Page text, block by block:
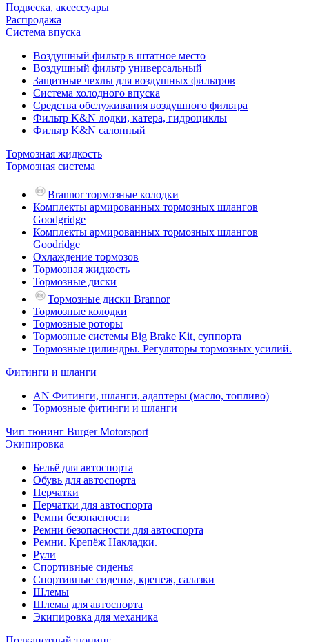
Подвеска, аксессуары
Распродажа
Система впуска
Воздушный фильтр в штатное место
Воздушный фильтр универсальный
Защитные чехлы для воздушных фильтров
Система холодного впуска
Средства обслуживания воздушного фильтра
Фильтр K&N лодки, катера, гидроциклы
Фильтр K&N салонный
Тормозная жидкость
Тормозная система
Brannor тормозные колодки
Комплекты армированных тормозных шлангов
Goodgridge
Комплекты армированных тормозных шлангов
Goodridge
Охлаждение тормозов
Тормозная жидкость
Тормозные диски
Тормозные диски Brannor
Тормозные колодки
Тормозные роторы
Тормозные системы Big Brake Kit, суппорта
Тормозные цилиндры. Регуляторы тормозных усилий.
Фитинги и шланги
AN Фитинги, шланги, адаптеры (масло, топливо)
Тормозные фитинги и шланги
Чип тюнинг Burger Motorsport
Экипировка
Бельё для автоспорта
Обувь для автоспорта
Перчатки
Перчатки для автоспорта
Ремни безопасности
Ремни безопасности для автоспорта
Ремни. Крепёж Накладки.
Рули
Спортивные сиденья
Спортивные сиденья, крепеж, салазки
Шлемы
Шлемы для автоспорта
Экипировка для механика